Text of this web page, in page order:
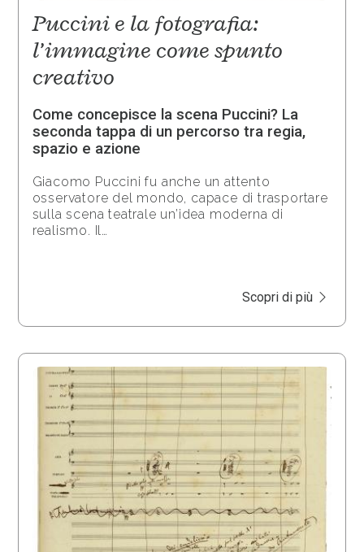
Puccini e la fotografia:
l’immagine come spunto
creativo
Come concepisce la scena Puccini? La
seconda tappa di un percorso tra regia,
spazio e azione
Giacomo Puccini fu anche un attento
osservatore del mondo, capace di trasportare
sulla scena teatrale un’idea moderna di
realismo. Il…
Scopri di più